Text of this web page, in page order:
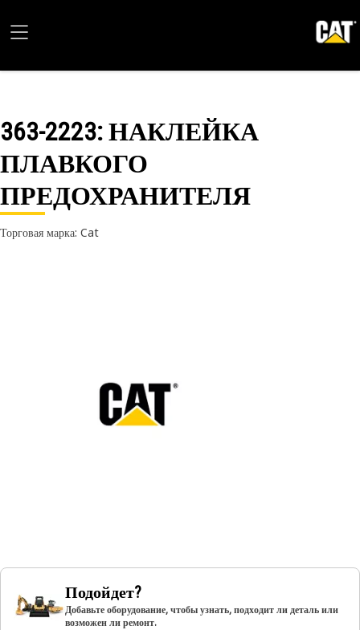
363-2223: НАКЛЕЙКА
ПЛАВКОГО
ПРЕДОХРАНИТЕЛЯ
Торговая марка: Cat
Подойдет?
Добавьте оборудование, чтобы узнать, подходит ли деталь или
возможен ли ремонт.